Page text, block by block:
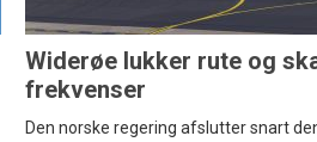
Widerøe lukker rute og
frekvenser
Den norske regering afslutter snart